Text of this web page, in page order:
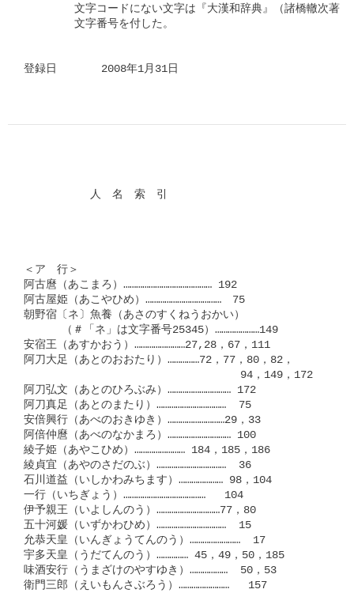
登録日　　　　2008年1月31日
人　名　索　引
＜ア　行＞
阿古麿（あこまろ）…………………………………… 192
阿古屋姫（あこやひめ）………………………………　75
朝野宿〔ネ〕魚養（あさのすくねうおかい）
      （＃「ネ」は文字番号25345）…………………149
安宿王（あすかおう）……………………27,28，67，111
阿刀大足（あとのおおたり）……………72，77，80，82，
94，149，172
阿刀弘文（あとのひろぶみ）………………………… 172
阿刀真足（あとのまたり）……………………………  75
安倍興行（あべのおきゆき）………………………29，33
阿倍仲麿（あべのなかまろ）………………………… 100
綾子姫（あやこひめ）…………………… 184，185，186
綾貞宜（あやのさだのぶ）……………………………  36
石川道益（いしかわみちます）………………… 98，104
一行（いちぎょう）…………………………………   104
伊予親王（いよしんのう）…………………………77，80
五十河媛（いずかわひめ）……………………………  15
允恭天皇（いんぎょうてんのう）……………………  17
宇多天皇（うだてんのう）…………… 45，49，50，185
味酒安行（うまざけのやすゆき）………………  50，53
衛門三郎（えいもんさぶろう）……………………   157